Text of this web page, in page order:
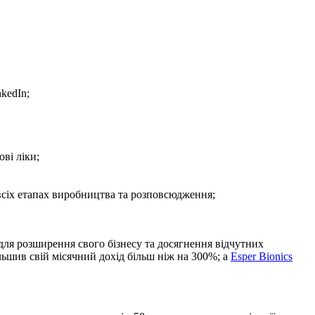
ліки;
етапах виробництва та розповсюдження;
розширення свого бізнесу та досягнення відчутних
свій місячний дохід більш ніж на 300%; а Esper Bionics